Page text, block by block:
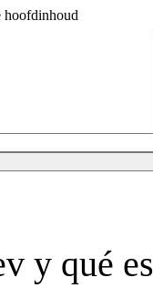
hoofdinhoud
y qué